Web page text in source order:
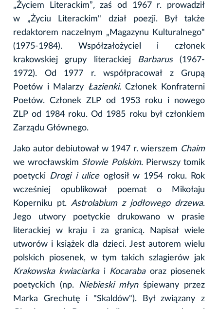
„Życiem Literackim”,zaś od
1967 r. prowadził
w „Życiu Literackim" dział poezji. Był także
redaktorem naczelnym „Magazynu Kulturalnego"
(1975-1984). Współzałożyciel i członek
krakowskiej grupy literackiej
Barbarus (1967-
1972). Od 1977 r. współpracował z Grupą
Poetów i Malarzy Łazienki. Członek Konfraterni
Poetów. Członek ZLP od 1953 roku i nowego
ZLP od 1984 roku. Od 1985 roku był członkiem
Zarządu Głównego.
Jako autor debiutował w 1947 r. wierszem Chaim
we wrocławskim Słowie Polskim. Pierwszy tomik
poetycki Drogi i uliceogłosił w 1954 roku. Rok
wcześniej opublikował poemat o Mikołaju
Koperniku pt. Astrolabium z jodłowego drzewa.
Jego utwory poetyckie drukowano w prasie
literackiej w kraju i za granicą. Napisał wiele
utworów i książek dla dzieci. Jest autorem wielu
polskich piosenek, w tym takich szlagierów jak
Krakowska kwiaciarkai Kocarabaoraz piosenek
poetyckich (np.
Niebieski młynśpiewany przez
Marka Grechutę i "Skaldów"). Był związany z